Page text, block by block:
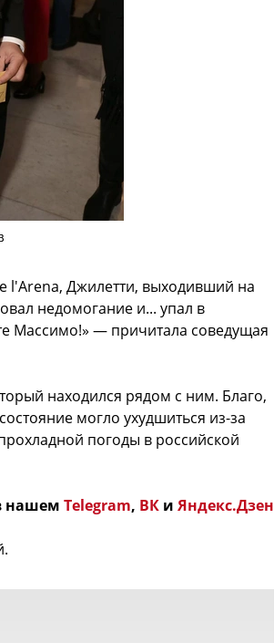
l'Arena, Джилетти, выходивший на
недомогание и... упал в
Массимо!» — причитала соведущая
находился рядом с ним. Благо,
могло ухудшиться из-за
погоды в российской
нашем Telegram, ВК и Яндекс.Дзен